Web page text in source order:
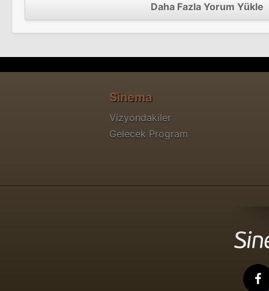
Daha Fazla Yorum Yükle
Sinema
Vizyondakiler
Gelecek Program